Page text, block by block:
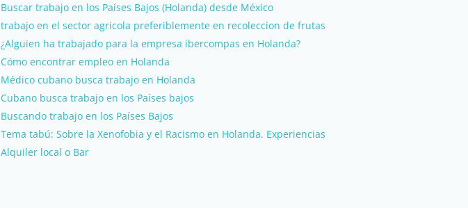
Buscar trabajo en los Países Bajos (Holanda) desde México
trabajo en el sector agricola preferiblemente en recoleccion de frutas
¿Alguien ha trabajado para la empresa ibercompas en Holanda?
Cómo encontrar empleo en Holanda
Médico cubano busca trabajo en Holanda
Cubano busca trabajo en los Países bajos
Buscando trabajo en los Países Bajos
Tema tabú: Sobre la Xenofobia y el Racismo en Holanda. Experiencias
Alquiler local o Bar